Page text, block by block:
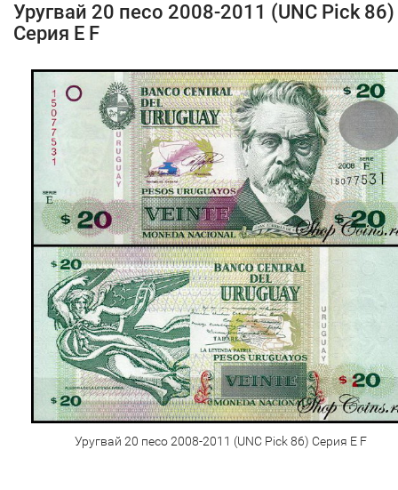
Уругвай 20 песо 2008-2011 (UNC Pick 86)
Серия E F
Уругвай 20 песо 2008-2011 (UNC Pick 86) Серия E F